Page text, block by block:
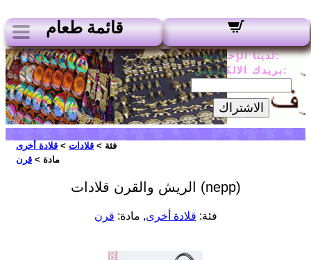
قائمة طعام
لدينا الإخبارية:
بريدك الالكتروني:
الاشتراك
فئة > قلادات > قلادة أخرى
مادة > قرن
الريش والقرن قلادات (nepp)
فئة: قلادة أخرى, مادة: قرن